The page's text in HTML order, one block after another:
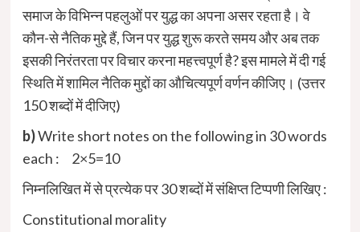
समाज के विभिन्न पहलुओं पर युद्ध का अपना असर रहता है। वे
कौन-से नैतिक मुद्दे हैं, जिन पर युद्ध शुरू करते समय और अब तक
इसकी निरंतरता पर विचार करना महत्त्वपूर्ण है? इस मामले में दी गई
स्थिति में शामिल नैतिक मुद्दों का औचित्यपूर्ण वर्णन कीजिए। (उत्तर
150 शब्दों में दीजिए)
b)Write short notes on the following in 30 words
each : 2×5=10
निम्नलिखित में से प्रत्येक पर 30 शब्दों में संक्षिप्त टिप्पणी लिखिए :
Constitutional morality